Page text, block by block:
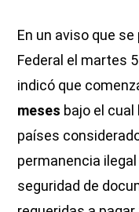
En un aviso que
Federal el martes
indicó que
meses bajo el
países
permanencia
seguridad de